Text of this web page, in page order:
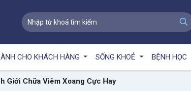
CHO KHÁCH HÀNG SỐNG KHOẺ BỆNH HỌC
Giới Chữa Viêm Xoang Cực Hay